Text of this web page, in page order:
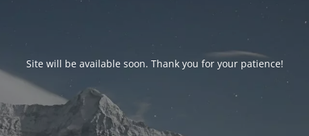
Site will be available soon. Thank you for your patience!